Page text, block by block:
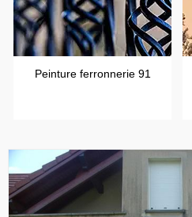
Peinture ferronnerie 91